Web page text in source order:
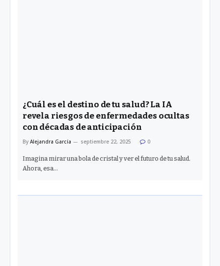
¿Cuál es el destino de tu salud? La IA
revela riesgos de enfermedades ocultas
con décadas de anticipación
By Alejandra García septiembre 22, 2025 0
Imagina mirar una bola de cristal y ver el futuro de tu salud.
Ahora, esa…